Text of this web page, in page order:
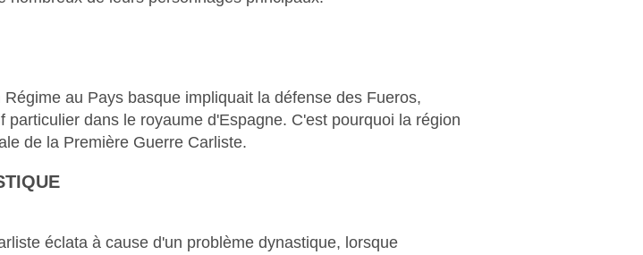
au Pays basque impliquait la défense des Fueros,
particulier dans le royaume d'Espagne. C'est pourquoi la région
de la Première Guerre Carliste.
éclata à cause d'un problème dynastique, lorsque